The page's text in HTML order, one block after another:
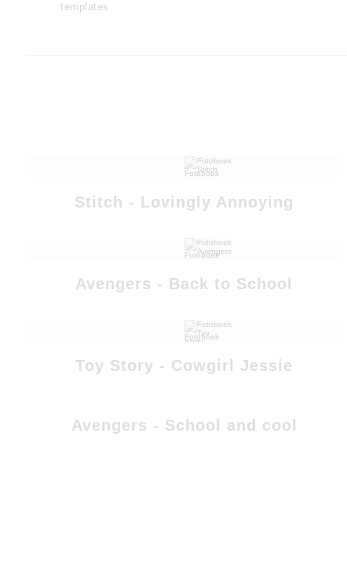
templates
Stitch - Lovingly Annoying
Avengers - Back to School
Toy Story - Cowgirl Jessie
Avengers - School and cool